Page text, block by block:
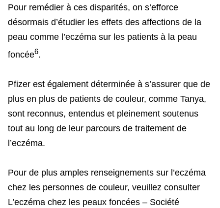
Pour remédier à ces disparités, on s’efforce
désormais d’étudier les effets des affections de la
peau comme l’eczéma sur les patients à la peau
foncée6.
Pfizer est également déterminée à s’assurer que de
plus en plus de patients de couleur, comme Tanya,
sont reconnus, entendus et pleinement soutenus
tout au long de leur parcours de traitement de
l’eczéma.
Pour de plus amples renseignements sur l’eczéma
chez les personnes de couleur, veuillez consulter
L’eczéma chez les peaux foncées – Société